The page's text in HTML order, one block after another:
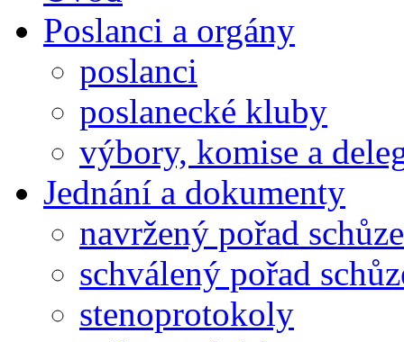
Poslanci a orgány
poslanci
poslanecké kluby
výbory, komise a
Jednání a dokumenty
navržený pořad schůze
schválený pořad
stenoprotokoly